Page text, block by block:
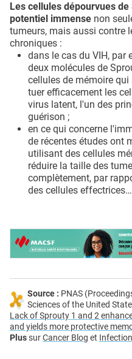
Les cellules dépourvues
potentiel immense non
tumeurs, mais aussi contre
chroniques :
dans le cas du VIH, par
deux molécules de
cellules de mémoire
tuer efficacement les
virus latent, l'un des
guérison ;
en ce qui concerne
de récentes études ont
utilisant des cellules
réduire la taille des
complètement, par
des cellules effectrices…
Source : PNAS
Sciences of the United
Lack of Sprouty 1 and 2
and yields more protective
PlussurCancer Blog et